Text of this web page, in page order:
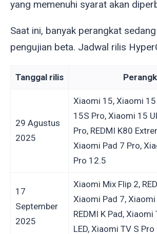
yang memenuhi syarat akan
Saat ini, banyak perangkat
pengujian beta. Jadwal rilis
Tanggal rilis
29 Agustus
2025
Xiaomi 15, Xiaomi
15S Pro, Xiaomi 15
Pro, REDMI K80
Xiaomi Pad 7 Pro,
Pro 12.5
17
September
2025
Xiaomi Mix Flip 2,
Xiaomi Pad 7,
REDMI K Pad,
LED, Xiaomi TV S